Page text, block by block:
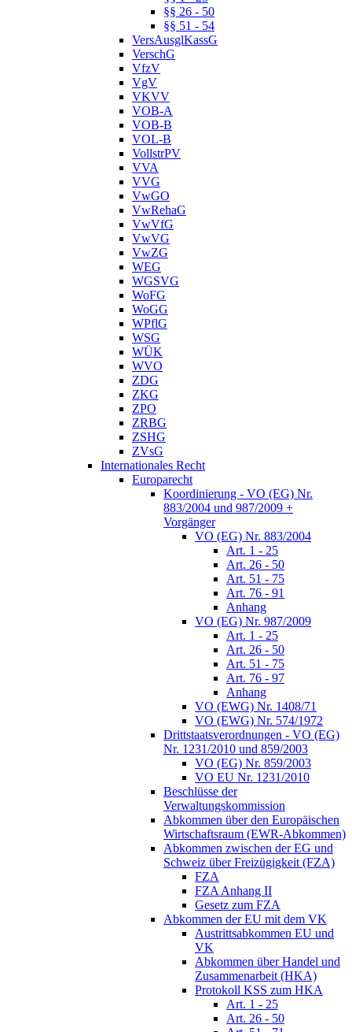
§§ 26 - 50
§§ 51 - 54
VersAusglKassG
VerschG
VfzV
VgV
VKVV
VOB-A
VOB-B
VOL-B
VollstrPV
VVA
VVG
VwGO
VwRehaG
VwVfG
VwVG
VwZG
WEG
WGSVG
WoFG
WoGG
WPflG
WSG
WÜK
WVO
ZDG
ZKG
ZPO
ZRBG
ZSHG
ZVsG
Internationales Recht
Europarecht
Koordinierung - VO (EG) Nr.
883/2004 und 987/2009 +
Vorgänger
VO (EG) Nr. 883/2004
Art. 1 - 25
Art. 26 - 50
Art. 51 - 75
Art. 76 - 91
Anhang
VO (EG) Nr. 987/2009
Art. 1 - 25
Art. 26 - 50
Art. 51 - 75
Art. 76 - 97
Anhang
VO (EWG) Nr. 1408/71
VO (EWG) Nr. 574/1972
Drittstaatsverordnungen - VO (EG)
Nr. 1231/2010 und 859/2003
VO (EG) Nr. 859/2003
VO EU Nr. 1231/2010
Beschlüsse der
Verwaltungskommission
Abkommen über den Europäischen
Wirtschaftsraum (EWR-Abkommen)
Abkommen zwischen der EG und
Schweiz über Freizügigkeit (FZA)
FZA
FZA Anhang II
Gesetz zum FZA
Abkommen der EU mit dem VK
Austrittsabkommen EU und
VK
Abkommen über Handel und
Zusammenarbeit (HKA)
Protokoll KSS zum HKA
Art. 1 - 25
Art. 26 - 50